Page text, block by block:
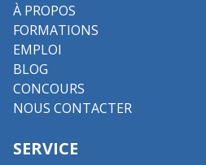
À PROPOS
FORMATIONS
EMPLOI
BLOG
CONCOURS
NOUS CONTACTER
SERVICE